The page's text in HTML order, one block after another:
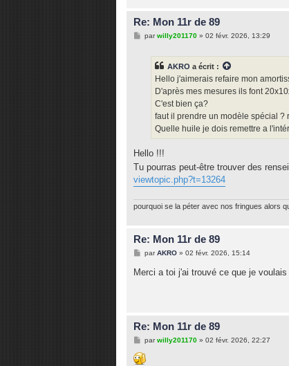
Re: Mon 11r de 89
Mparwilly201170» 02 févr. 2026, 13:29
AKRO a écrit :
Hello j'aimerais refaire mon
D'après mes mesures ils font
C'est bien ça?
faut il prendre un modèle spécial ?
Quelle huile je dois remettre a
Hello !!!
Tu pourras peut-être trouver des
viewtopic.php?t=13264
pourquoi se la péter avec nos fringues alors
Re: Mon 11r de 89
M
s
parAKRO» 02 févr. 2026, 15:14
Merci a toi j'ai trouvé ce que je
Re: Mon 11r de 89
M
s
s
parwilly201170» 02 févr. 2026, 22:27